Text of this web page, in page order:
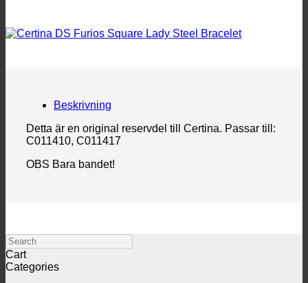
Beskrivning
Detta är en original reservdel till Certina. Passar till:
C011410, C011417
OBS Bara bandet!
Search
Cart
Categories